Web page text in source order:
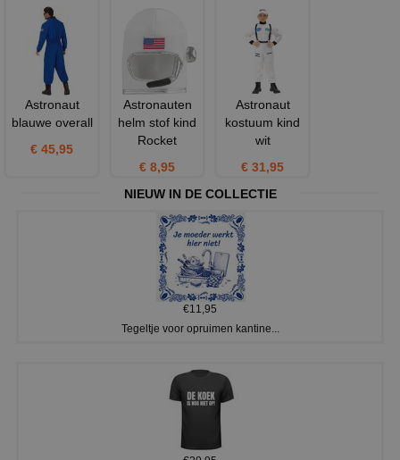
Astronaut
blauwe overall
€ 45,95
Astronauten
helm stof kind
Rocket
€ 8,95
Astronaut
kostuum kind
wit
€ 31,95
NIEUW IN DE COLLECTIE
€11,95
Tegeltje voor opruimen kantine...